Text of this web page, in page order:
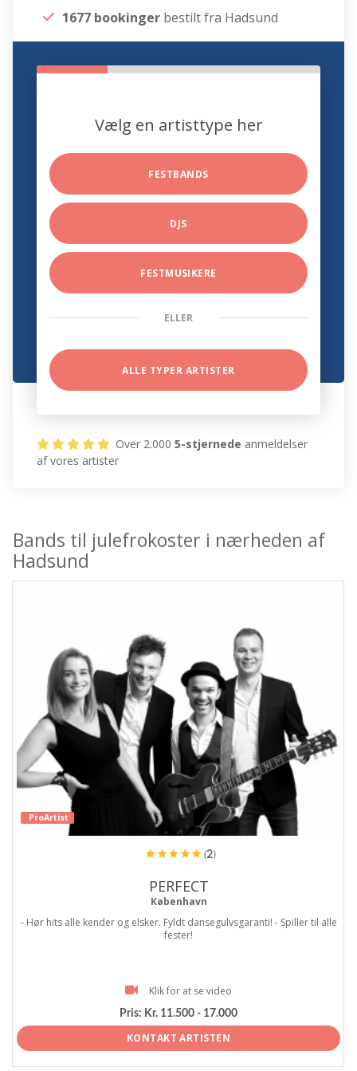
1677 bookinger bestilt fra Hadsund
Vælg en artisttype her
FESTBANDS
DJS
FESTMUSIKERE
ELLER
ALLE TYPER ARTISTER
Over 2.0005-stjernede anmeldelser
af vores artister
Bands til julefrokoster i nærheden af
Hadsund
ProArtist
(2)
PERFECT
København
- Hør hits alle kender og elsker. Fyldt dansegulvsgaranti! - Spiller til alle
fester!
Klik for at se video
Pris: Kr. 11.500 - 17.000
KONTAKT ARTISTEN